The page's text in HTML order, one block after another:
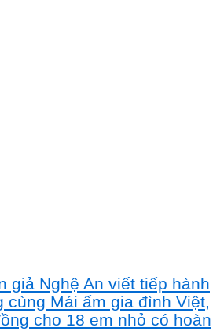
giả Nghệ An viết tiếp hành
cùng Mái ấm gia đình Việt,
cho 18 em nhỏ có hoàn